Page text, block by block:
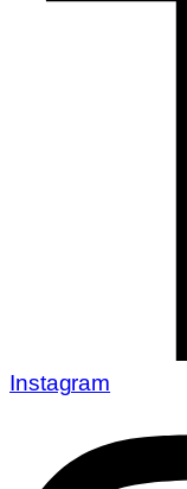
Instagram